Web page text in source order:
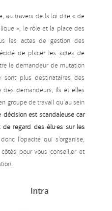
au travers de la loi dite « de
», le rôle et la place des
les actes de gestion des
de placer les actes de
le demandeur de mutation
sont plus destinataires des
des demandeurs, ils et elles
groupe de travail qu’au sein
décision est scandaleuse car
regard des élu·es sur les
donc l’opacité qui s’organise,
pour vous conseiller et
Intra